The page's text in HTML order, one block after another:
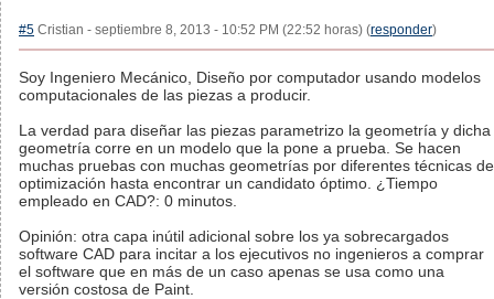
#5 Cristian - septiembre 8, 2013 - 10:52 PM (22:52 horas) (responder)
Soy Ingeniero Mecánico, Diseño por computador usando modelos
computacionales de las piezas a producir.
La verdad para diseñar las piezas parametrizo la geometría y dicha
geometría corre en un modelo que la pone a prueba. Se hacen
muchas pruebas con muchas geometrías por diferentes técnicas de
optimización hasta encontrar un candidato óptimo. ¿Tiempo
empleado en CAD?: 0 minutos.
Opinión: otra capa inútil adicional sobre los ya sobrecargados
software CAD para incitar a los ejecutivos no ingenieros a comprar
el software que en más de un caso apenas se usa como una
versión costosa de Paint.